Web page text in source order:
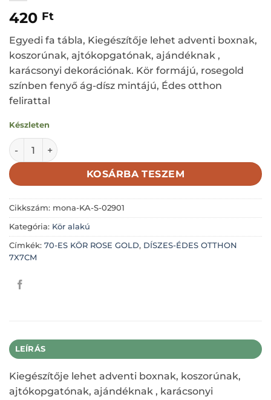
420 Ft
Egyedi fa tábla, Kiegészítője lehet adventi boxnak,
koszorúnak, ajtókopgatónak, ajándéknak ,
karácsonyi dekorációnak. Kör formájú, rosegold
színben fenyő ág-dísz mintájú, Édes otthon
felirattal
Készleten
KÖR ROSE GOLD, DÍSZES-ÉDES OTTHON 7X7CM
KOSÁRBA TESZEM
Cikkszám: mona-KA-S-02901
Kategória: Kör alakú
Címkék: 70-ES KÖR ROSE GOLD, DÍSZES-ÉDES OTTHON
7X7CM
LEÍRÁS
Kiegészítője lehet adventi boxnak, koszorúnak,
ajtókopgatónak, ajándéknak , karácsonyi